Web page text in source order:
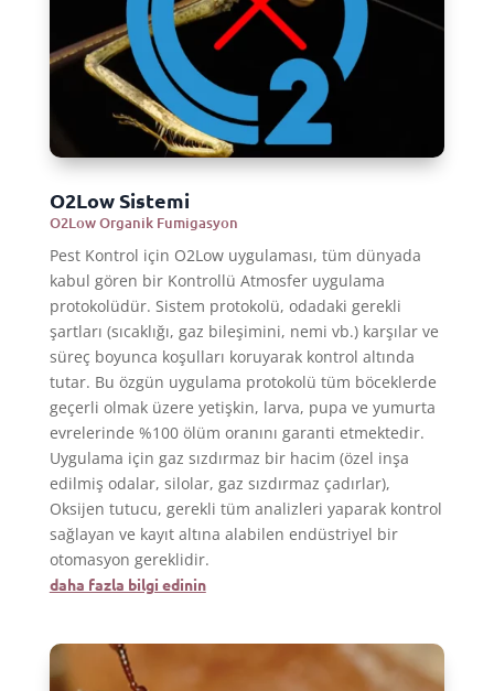
O2Low Sistemi
O2Low Organik Fumigasyon
Pest Kontrol için O2Low uygulaması, tüm dünyada
kabul gören bir Kontrollü Atmosfer uygulama
protokolüdür. Sistem protokolü, odadaki gerekli
şartları (sıcaklığı, gaz bileşimini, nemi vb.) karşılar ve
süreç boyunca koşulları koruyarak kontrol altında
tutar. Bu özgün uygulama protokolü tüm böceklerde
geçerli olmak üzere yetişkin, larva, pupa ve yumurta
evrelerinde %100 ölüm oranını garanti etmektedir.
Uygulama için gaz sızdırmaz bir hacim (özel inşa
edilmiş odalar, silolar, gaz sızdırmaz çadırlar),
Oksijen tutucu, gerekli tüm analizleri yaparak kontrol
sağlayan ve kayıt altına alabilen endüstriyel bir
otomasyon gereklidir.
daha fazla bilgi edinin